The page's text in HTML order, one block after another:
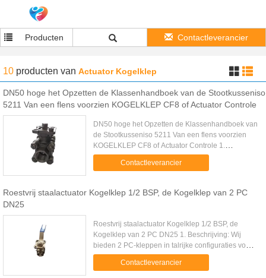
Producten Contactleverancier
10 producten van Actuator Kogelklep
DN50 hoge het Opzetten de Klassenhandboek van de Stootkusseniso
5211 Van een flens voorzien KOGELKLEP CF8 of Actuator Controle
DN50 hoge het Opzetten de Klassenhandboek van
de Stootkusseniso 5211 Van een flens voorzien
KOGELKLEP CF8 of Actuator Controle 1.
Beschrijving: Ontwerp: ANSI B 16,34 Het testen:
API598 Opzettende Flens: ISO ...
Contactleverancier
Roestvrij staalactuator Kogelklep 1/2 BSP, de Kogelklep van 2 PC
DN25
Roestvrij staalactuator Kogelklep 1/2 BSP, de
Kogelklep van 2 PC DN25 1. Beschrijving: Wij
bieden 2 PC-kleppen in talrijke configuraties voor
zware industriële en hoge druk hydraulische
toepassingen in aan ...
Contactleverancier